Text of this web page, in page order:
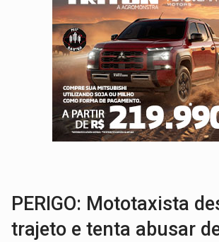
EMPREENDEDORISMO:7 negócios
GIGANTE DA AMÉRICA:Brasil
INDEPENDÊNCIA:10 dicas
VARCENA:Cientistas descobrem nova
BARGANHA:Vai comprar celular
PERIGO: Mototaxista
trajeto e tenta abusar